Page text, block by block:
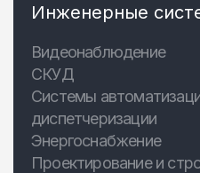
Инженерные
Видеонаблюдение
СКУД
Системы
диспетчеризации
Энергоснабжение
Проектирование и